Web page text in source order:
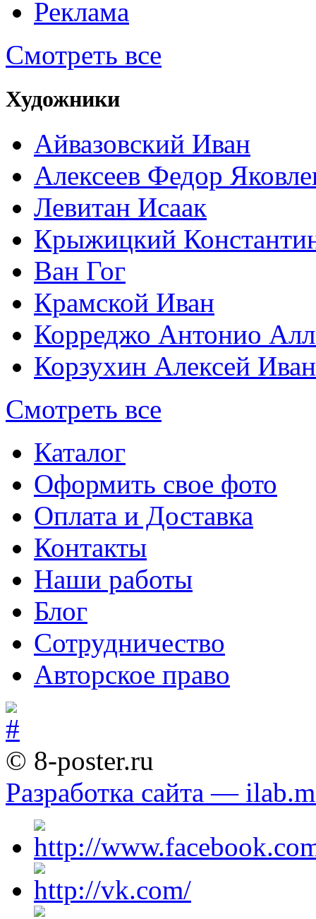
Реклама
Смотреть все
Художники
Айвазовский Иван
Алексеев Федор
Левитан Исаак
Крыжицкий
Ван Гог
Крамской Иван
Корреджо Антонио
Корзухин Алексей
Смотреть все
Каталог
Оформить свое фото
Оплата и Доставка
Контакты
Наши работы
Блог
Сотрудничество
Авторское право
© 8-poster.ru
Разработка сайта —